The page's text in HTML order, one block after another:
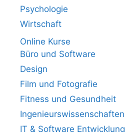
Psychologie
Wirtschaft
Online Kurse
Büro und Software
Design
Film und Fotografie
Fitness und Gesundheit
Ingenieurswissenschaften
IT & Software Entwicklung